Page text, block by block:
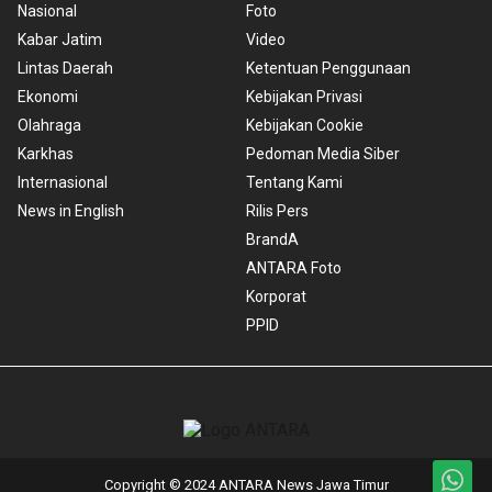
Nasional
Kabar Jatim
Lintas Daerah
Ekonomi
Olahraga
Karkhas
Internasional
News in English
Foto
Video
Ketentuan Penggunaan
Kebijakan Privasi
Kebijakan Cookie
Pedoman Media Siber
Tentang Kami
Rilis Pers
BrandA
ANTARA Foto
Korporat
PPID
Copyright © 2024 ANTARA News Jawa Timur